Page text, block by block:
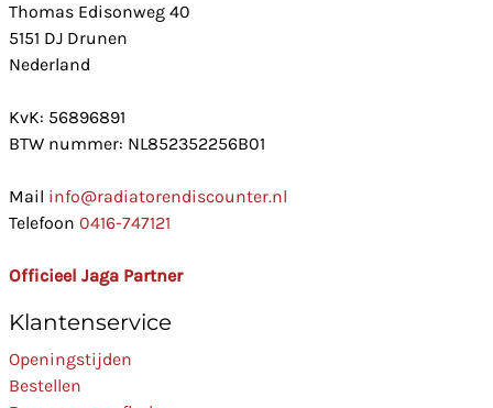
Thomas Edisonweg 40
5151 DJ Drunen
Nederland
KvK: 56896891
BTW nummer: NL852352256B01
Mail info@radiatorendiscounter.nl
Telefoon 0416-747121
Officieel Jaga Partner
Klantenservice
Openingstijden
Bestellen